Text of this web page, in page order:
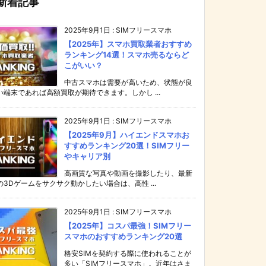
2025年9月1日 : SIMフリースマホ
【2025年】スマホ買取業者おすすめ
ランキング14選！スマホ売るならど
こがいい？
中古スマホは需要が高いため、状態が良
端末であれば高額買取が期待できます。しかし ...
2025年9月1日 : SIMフリースマホ
【2025年9月】ハイエンドスマホお
すすめランキング20選！SIMフリー
やキャリア別
高画質な写真や動画を撮影したり、最新
3Dゲームをサクサク動かしたい場合は、高性 ...
2025年9月1日 : SIMフリースマホ
【2025年】コスパ最強！SIMフリー
スマホのおすすめランキング20選
格安SIMを契約する際に使われることが
多い「SIMフリースマホ」。近年はさま